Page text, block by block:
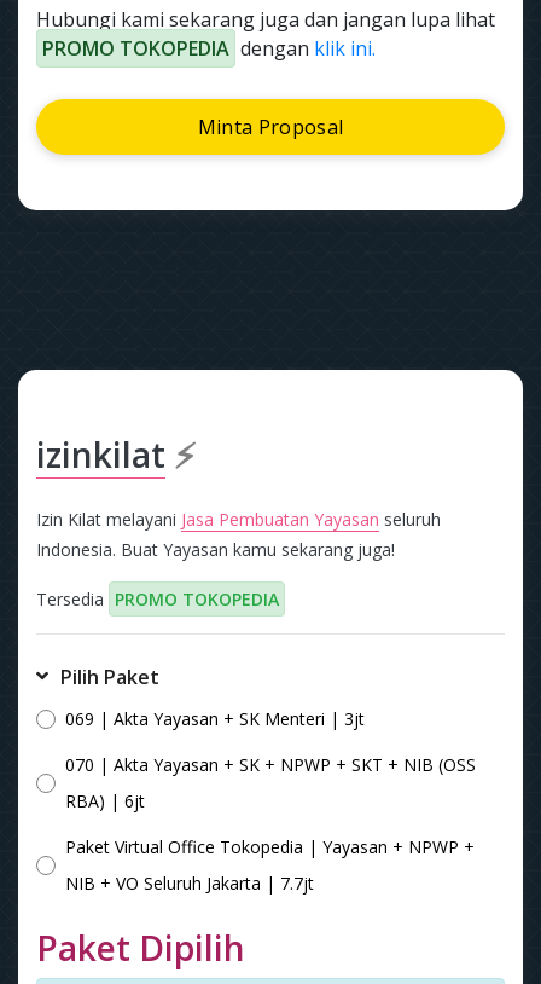
Hubungi kami sekarang juga dan jangan lupa lihat
PROMO TOKOPEDIA dengan klik ini.
Minta Proposal
izinkilat ⚡
Izin Kilat melayani Jasa Pembuatan Yayasan seluruh
Indonesia. Buat Yayasan kamu sekarang juga!
Tersedia PROMO TOKOPEDIA
Pilih Paket
069 | Akta Yayasan + SK Menteri | 3jt
070 | Akta Yayasan + SK + NPWP + SKT + NIB (OSS
RBA) | 6jt
Paket Virtual Office Tokopedia | Yayasan + NPWP +
NIB + VO Seluruh Jakarta | 7.7jt
Paket Dipilih